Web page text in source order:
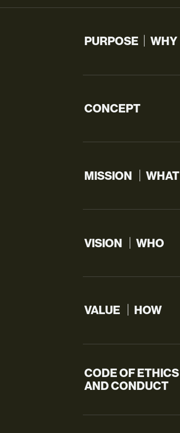
PURPOSE｜WHY
CONCEPT
MISSION ｜WHAT
VISION ｜WHO
VALUE ｜HOW
CODE OF ETHICS
AND CONDUCT